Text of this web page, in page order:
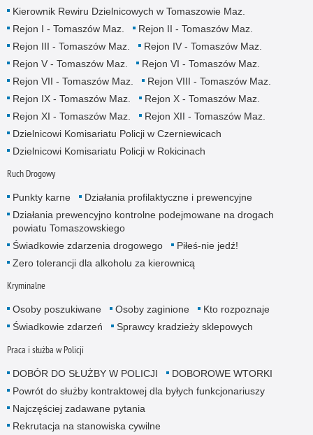
Kierownik Rewiru Dzielnicowych w Tomaszowie Maz.
Rejon I - Tomaszów Maz.
Rejon II - Tomaszów Maz.
Rejon III - Tomaszów Maz.
Rejon IV - Tomaszów Maz.
Rejon V - Tomaszów Maz.
Rejon VI - Tomaszów Maz.
Rejon VII - Tomaszów Maz.
Rejon VIII - Tomaszów Maz.
Rejon IX - Tomaszów Maz.
Rejon X - Tomaszów Maz.
Rejon XI - Tomaszów Maz.
Rejon XII - Tomaszów Maz.
Dzielnicowi Komisariatu Policji w Czerniewicach
Dzielnicowi Komisariatu Policji w Rokicinach
Ruch Drogowy
Punkty karne
Działania profilaktyczne i prewencyjne
Działania prewencyjno kontrolne podejmowane na drogach
powiatu Tomaszowskiego
Świadkowie zdarzenia drogowego
Piłeś-nie jedź!
Zero tolerancji dla alkoholu za kierownicą
Kryminalne
Osoby poszukiwane Osoby zaginione
Kto rozpoznaje
Świadkowie zdarzeń
Sprawcy kradzieży sklepowych
Praca i służba w Policji
DOBÓR DO SŁUŻBY W POLICJI
DOBOROWE WTORKI
Powrót do służby kontraktowej dla byłych funkcjonariuszy
Najczęściej zadawane pytania
Rekrutacja na stanowiska cywilne